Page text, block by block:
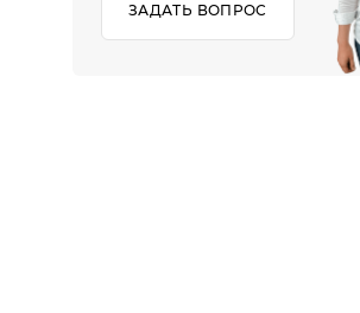
ЗАДАТЬ ВОПРОС